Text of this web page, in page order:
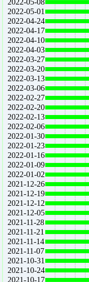
2022-05-08
2022-05-01
2022-04-24
2022-04-17
2022-04-10
2022-04-03
2022-03-27
2022-03-20
2022-03-13
2022-03-06
2022-02-27
2022-02-20
2022-02-13
2022-02-06
2022-01-30
2022-01-23
2022-01-16
2022-01-09
2022-01-02
2021-12-26
2021-12-19
2021-12-12
2021-12-05
2021-11-28
2021-11-21
2021-11-14
2021-11-07
2021-10-31
2021-10-24
2021-10-17